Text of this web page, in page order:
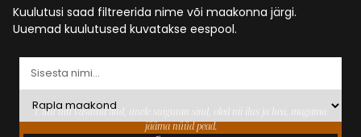
Kuulutusi saad filtreerida nime või maakonna järgi.
Uuemad kuulutused kuvatakse eespool.
Uinu mu väsinud lind, unele suigutan sind, oled nii ilus ja hea, magama
jääma nüüd pead.